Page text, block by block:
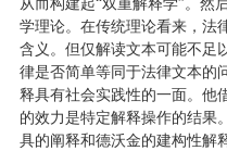
从而构建起“双重解释学”。然
学理论。在传统理论看来，法
含义。但仅解读文本可能不足
律是否简单等同于法律文本的
释具有社会实践性的一面。他
的效力是特定解释操作的结果
具的阐释和德沃金的建构性解